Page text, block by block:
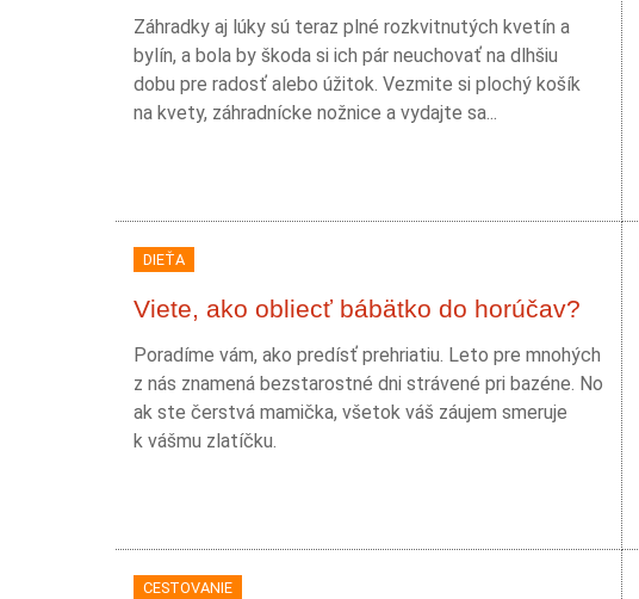
Záhradky aj lúky sú teraz plné rozkvitnutých kvetín a
bylín, a bola by škoda si ich pár neuchovať na dlhšiu
dobu pre radosť alebo úžitok. Vezmite si plochý košík
na kvety, záhradnícke nožnice a vydajte sa...
DIEŤA
Viete, ako obliecť bábätko do horúčav?
Poradíme vám, ako predísť prehriatiu. Leto pre mnohých
z nás znamená bezstarostné dni strávené pri bazéne. No
ak ste čerstvá mamička, všetok váš záujem smeruje
k vášmu zlatíčku.
CESTOVANIE